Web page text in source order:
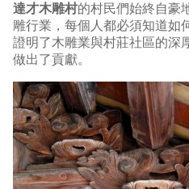
達才木雕村的村民們始終自豪
雕行業，每個人都必須知道如
證明了木雕業與村莊社區的深
做出了貢獻。